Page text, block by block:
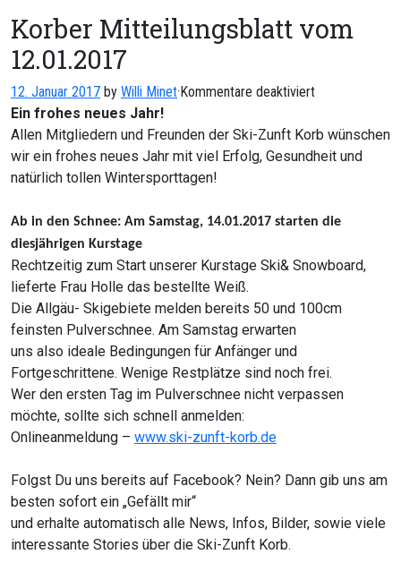
Korber Mitteilungsblatt vom
12.01.2017
12. Januar 2017 by Willi Minet·Kommentare deaktiviertfür
Mitteilungsblatt
vom
Ein frohes neues Jahr!
Allen Mitgliedern und Freunden der Ski-Zunft Korb wünschen
wir ein frohes neues Jahr mit viel Erfolg, Gesundheit und
natürlich tollen Wintersporttagen!
Ab in den Schnee: Am Samstag, 14.01.2017 starten die
diesjährigen Kurstage
Rechtzeitig zum Start unserer Kurstage Ski& Snowboard,
lieferte Frau Holle das bestellte Weiß.
Die Allgäu- Skigebiete melden bereits 50 und 100cm
feinsten Pulverschnee. Am Samstag erwarten
uns also ideale Bedingungen für Anfänger und
Fortgeschrittene. Wenige Restplätze sind noch frei.
Wer den ersten Tag im Pulverschnee nicht verpassen
möchte, sollte sich schnell anmelden:
Onlineanmeldung – www.ski-zunft-korb.de
Folgst Du uns bereits auf Facebook? Nein? Dann gib uns am
besten sofort ein „Gefällt mir“
und erhalte automatisch alle News, Infos, Bilder, sowie viele
interessante Stories über die Ski-Zunft Korb.